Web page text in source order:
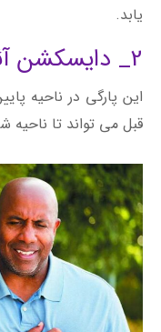
یابد.
2_ دایسکشن آئورت پایین رونده
این پارگی در ناحیه
قبل می تواند تا ناحیه